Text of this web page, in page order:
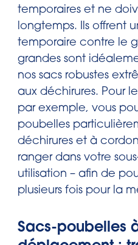
temporaires et ne
longtemps. Ils offrent
temporaire contre le
grandes sont
nos sacs robustes
aux déchirures. Pour
par exemple, vous
poubelles
déchirures et à
ranger dans votre
utilisation – afin de
plusieurs fois pour la
Sacs-poubelles